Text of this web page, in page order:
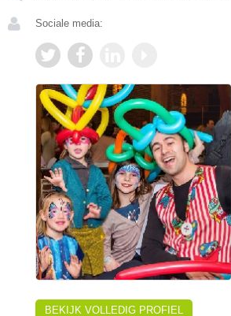
Sociale media:
BEKIJK VOLLEDIG PROFIEL